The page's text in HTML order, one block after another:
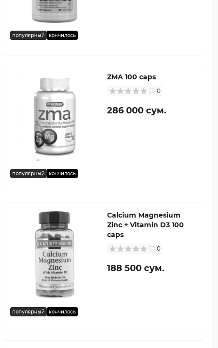
популярный кончилось
популярный кончилось
ZMA 100 caps
0
286 000 сум.
популярный кончилось
Calcium Magnesium
Zinc + Vitamin D3 100
caps
0
188 500 сум.